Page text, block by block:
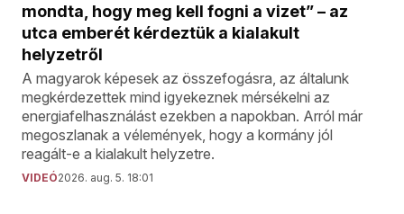
mondta, hogy meg kell fogni a vizet” – az
utca emberét kérdeztük a kialakult
helyzetről
A magyarok képesek az összefogásra, az általunk
megkérdezettek mind igyekeznek mérsékelni az
energiafelhasználást ezekben a napokban. Arról már
megoszlanak a vélemények, hogy a kormány jól
reagált-e a kialakult helyzetre.
VIDEÓ2026. aug. 5. 18:01